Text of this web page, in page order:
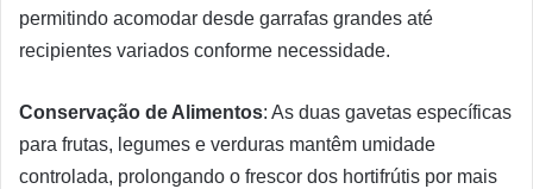
permitindo acomodar desde garrafas grandes até
recipientes variados conforme necessidade.
Conservação de Alimentos: As duas gavetas específicas
para frutas, legumes e verduras mantêm umidade
controlada, prolongando o frescor dos hortifrútis por mais